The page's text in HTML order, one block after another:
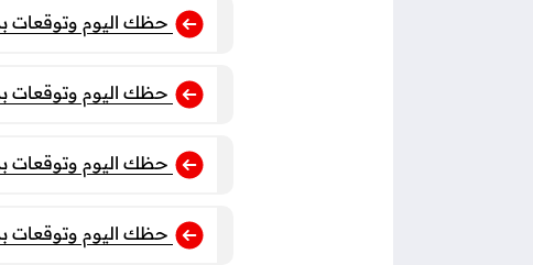
حظك اليوم وتوقعات برج الدلو 9 يناير 2025 على الصعيد المهني
حظك اليوم وتوقعات برج الجدي 9 يناير 2025 على الصعيد
حظك اليوم وتوقعات برج القوس 9 يناير 2025 .. حافظ
حظك اليوم وتوقعات برج العذراء ليوم 9 يناير 2025